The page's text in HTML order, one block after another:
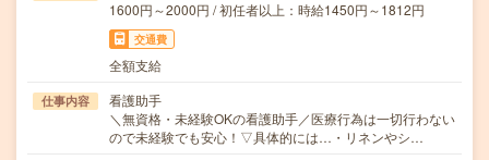
1600円～2000円 / 初任者以上：時給1450円～1812円
交通費
全額支給
仕事内容
看護助手
＼無資格・未経験OKの看護助手／医療行為は一切行わない
ので未経験でも安心！▽具体的には…・リネンやシ…